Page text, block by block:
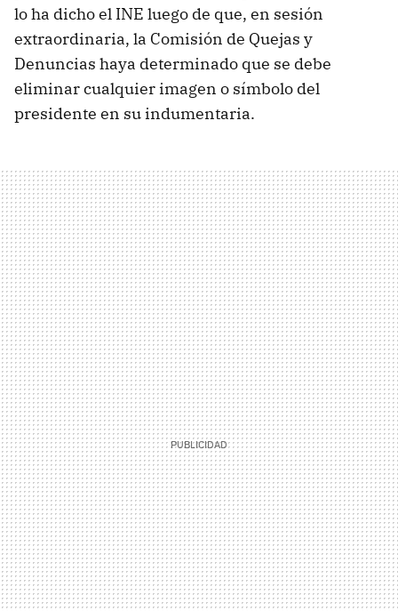
lo ha dicho el INE luego de que, en sesión
extraordinaria, la Comisión de Quejas y
Denuncias haya determinado que se debe
eliminar cualquier imagen o símbolo del
presidente en su indumentaria.